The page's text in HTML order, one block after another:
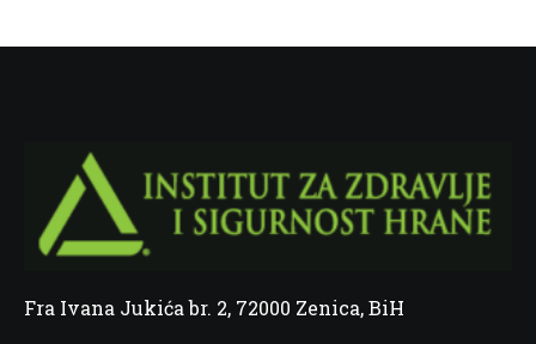
Fra Ivana Jukića br. 2, 72000 Zenica, BiH